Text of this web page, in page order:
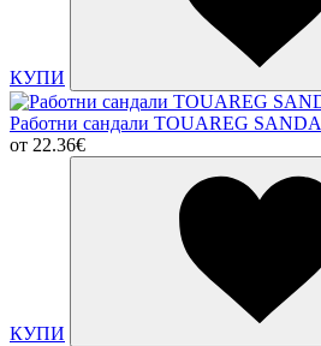
КУПИ
Работни сандали TOUAREG
от 22.36€
КУПИ